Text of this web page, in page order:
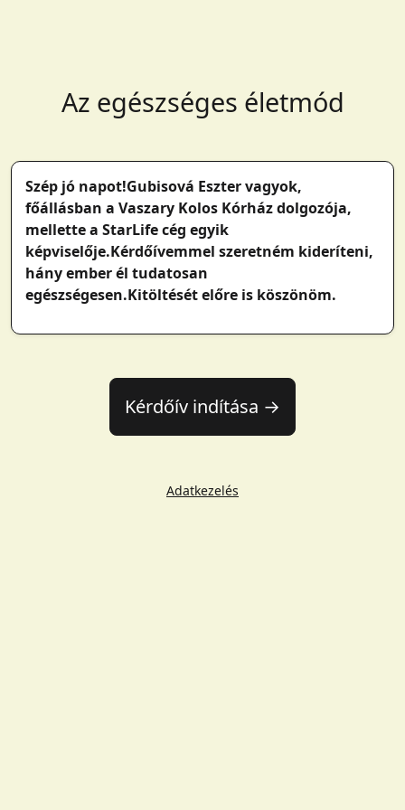
Az egészséges életmód
Szép jó napot!Gubisová Eszter vagyok,
főállásban a Vaszary Kolos Kórház dolgozója,
mellette a StarLife cég egyik
képviselője.Kérdőívemmel szeretném kideríteni,
hány ember él tudatosan
egészségesen.Kitöltését előre is köszönöm.
Kérdőív indítása →
Adatkezelés